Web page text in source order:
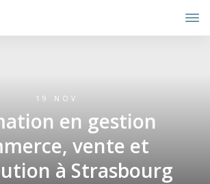
19 NOV
en gestion
vente et
à Strasbourg